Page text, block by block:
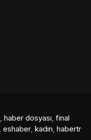
, haber dosyası, final
, eshaber, kadın, habertr